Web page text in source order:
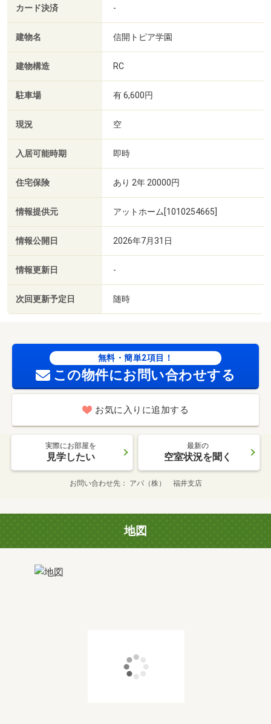
カード決済 -
建物名 信開トピア学園
建物構造 RC
駐車場 有 6,600円
現況 空
入居可能時期 即時
住宅保険 あり 2年 20000円
情報提供元 アットホーム[1010254665]
情報公開日 2026年7月31日
情報更新日 -
次回更新予定日 随時
無料・簡単2項目！
この物件にお問い合わせする
お気に入りに追加する
実際にお部屋を
見学したい
最新の
空室状況を聞く
お問い合わせ先 アパ（株） 福井支店
地図